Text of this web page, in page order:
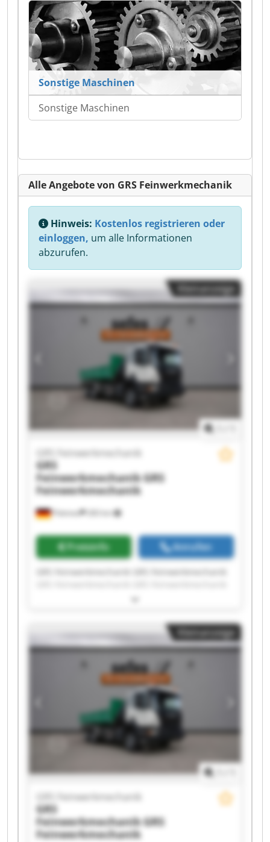
Sonstige Maschinen
Sonstige Maschinen
Alle Angebote von GRS Feinwerkmechanik
Hinweis: Kostenlos registrieren oder
einloggen, um alle Informationen
abzurufen.
Kleinanzeige
Pöttmes 283 km
GRS Feinwerkmechanik
GRS
FeinwerkmechanikGRS
Feinwerkmechanik
Preisinfo Anrufen
GRS Feinwerkmechanik GRS Feinwerkmechanik
GRS Feinwerkmechanik GRS Feinwerkmechanik
GRS Feinwerkmechanik GRS Feinwerkmechanik
GRS Feinwerkmechanik GRS Feinwerkmechanik
GRS Feinwerkmechanik GRS Feinwerkmechanik
GRS Feinwerkmechanik GRS Feinwerkmechanik
GRS Feinwerkmechanik GRS Feinwerkmechanik
GRS Feinwerkmechanik GRS Feinwerkmechanik
Kleinanzeige
GRS Feinwerkmechanik
GRS
FeinwerkmechanikGRS
Feinwerkmechanik